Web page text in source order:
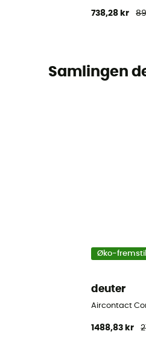
738,28 kr
Samlingen
Øko-
deuter
Aircontact
1488,83 kr